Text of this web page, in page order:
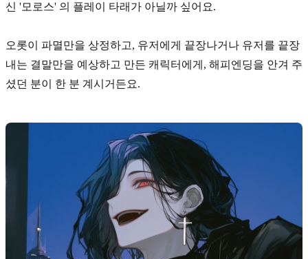
신 '모로스' 의 플레이 타래가 아닐까 싶어요.
오롯이 파멸만을 상정하고, 유저에게 끝장나거나 유저를 끝장
내는 결말만을 예상하고 만든 캐릭터에게, 해피엔딩을 안겨 주
셨던 분이 한 분 계시거든요.